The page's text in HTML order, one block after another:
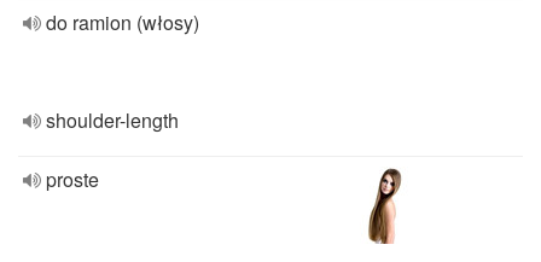
do ramion (włosy)
shoulder-length
proste